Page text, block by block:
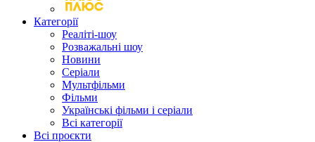
Категорії
Реаліті-шоу
Розважальні шоу
Новини
Серіали
Мультфільми
Фільми
Українські фільми і серіали
Всі категорії
Всі проєкти